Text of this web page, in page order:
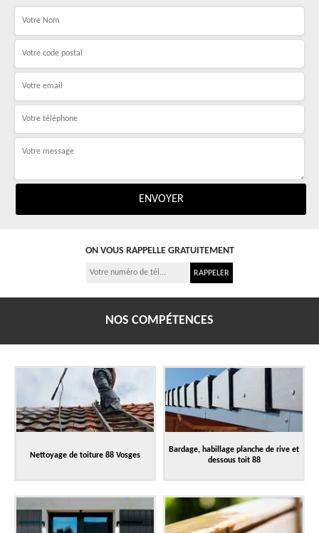
ON VOUS RAPPELLE GRATUITEMENT
NOS COMPÉTENCES
Nettoyage de toiture 88 Vosges
Bardage, habillage planche de rive et
dessous toit 88